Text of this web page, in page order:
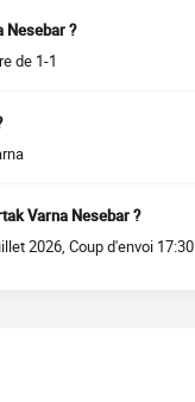
Nesebar ?
de 1-1
Varna Nesebar ?
2026, Coup d'envoi 17:30